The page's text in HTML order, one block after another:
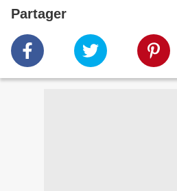
Partager